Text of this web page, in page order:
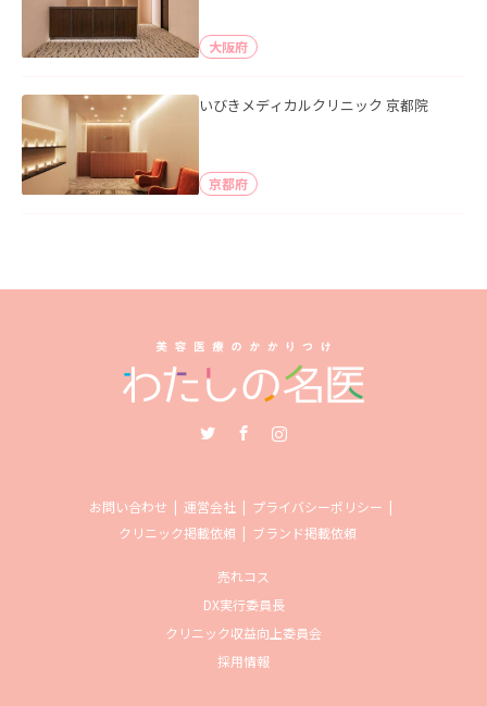
大阪府
いびきメディカルクリニック 京都院
京都府
お問い合わせ 運営会社
プライバシーポリシー
クリニック掲載依頼
ブランド掲載依頼
売れコス
DX実行委員長
クリニック収益向上委員会
採用情報